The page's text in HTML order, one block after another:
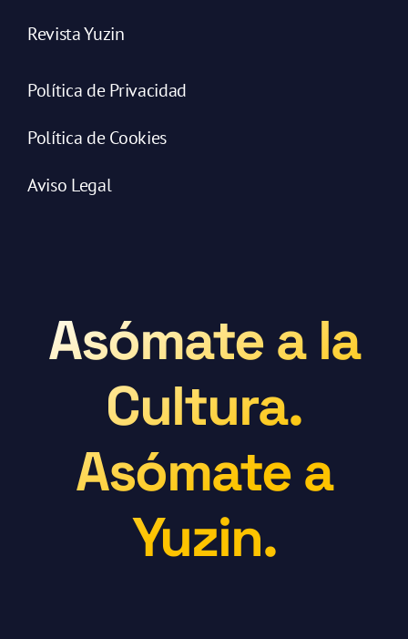
Revista Yuzin
Política de Privacidad
Política de Cookies
Aviso Legal
Asómate a la
Cultura.
Asómate a
Yuzin.